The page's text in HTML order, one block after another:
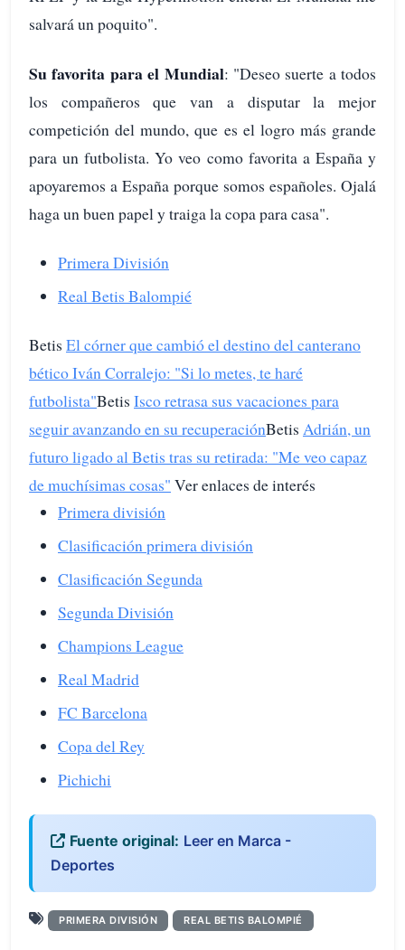
salvará un poquito".
Su favorita para el Mundial: "Deseo suerte a todos
los compañeros que van a disputar la mejor
competición del mundo, que es el logro más grande
para un futbolista. Yo veo como favorita a España y
apoyaremos a España porque somos españoles. Ojalá
haga un buen papel y traiga la copa para casa".
Primera División
Real Betis Balompié
Betis El córner que cambió el destino del canterano
bético Iván Corralejo: "Si lo metes, te haré
futbolista"Betis Isco retrasa sus vacaciones para
seguir avanzando en su recuperaciónBetis Adrián, un
futuro ligado al Betis tras su retirada: "Me veo capaz
de muchísimas cosas" Ver enlaces de interés
Primera división
Clasificación primera división
Clasificación Segunda
Segunda División
Champions League
Real Madrid
FC Barcelona
Copa del Rey
Pichichi
Fuente original: Leer en Marca -
Deportes
PRIMERA DIVISIÓN REAL BETIS BALOMPIÉ